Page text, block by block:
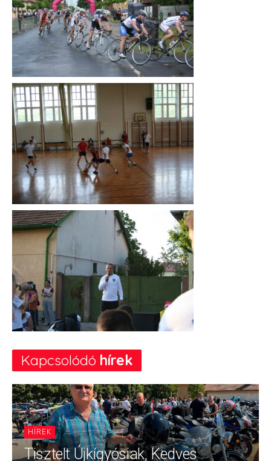
Kapcsolódó hírek
HÍREK
Tisztelt Újkígyósiak, Kedves